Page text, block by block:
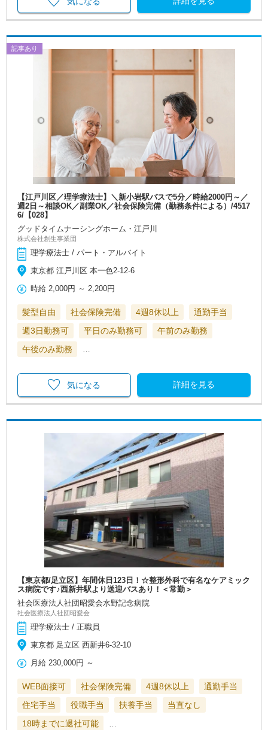
記事あり
【江戸川区／理学療法士】＼新小岩駅バスで5分／時給2000円～／
週2日～相談OK／副業OK／社会保険完備（勤務条件による）/4517
6/【028】
グッドタイムナーシングホーム・江戸川
株式会社創生事業団
理学療法士 / パート・アルバイト
東京都 江戸川区 本一色2-12-6
時給 2,000円 ～ 2,200円
髪型自由 社会保険完備 4週8休以上
通勤手当
週3日勤務可
平日のみ勤務可
午前のみ勤務
午後のみ勤務
詳細を見る
気になる
【東京都/足立区】年間休日123日！☆整形外科で有名なケアミック
ス病院です♪西新井駅より送迎バスあり！＜常勤＞
社会医療法人社団昭愛会水野記念病院
社会医療法人社団昭愛会
理学療法士 / 正職員
東京都 足立区 西新井6-32-10
月給 230,000円 ～
WEB面接可 社会保険完備 4週8休以上
通勤手当
住宅手当
役職手当 扶養手当
当直なし
18時までに退社可能